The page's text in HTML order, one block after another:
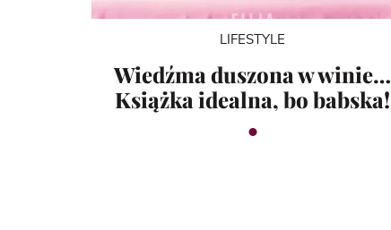
LIFESTYLE
Wiedźma duszona w winie…
Książka idealna, bo babska!